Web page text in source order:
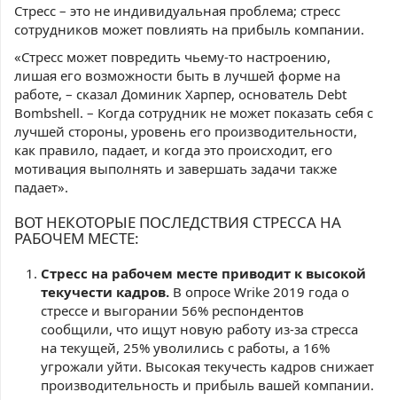
Стресс – это не индивидуальная проблема; стресс
сотрудников может повлиять на прибыль компании.
«Стресс может повредить чьему-то настроению,
лишая его возможности быть в лучшей форме на
работе, – сказал Доминик Харпер, основатель Debt
Bombshell. – Когда сотрудник не может показать себя с
лучшей стороны, уровень его производительности,
как правило, падает, и когда это происходит, его
мотивация выполнять и завершать задачи также
падает».
ВОТ НЕКОТОРЫЕ ПОСЛЕДСТВИЯ СТРЕССА НА
РАБОЧЕМ МЕСТЕ:
Стресс на рабочем месте приводит к высокой
текучести кадров. В опросе Wrike 2019 года о
стрессе и выгорании 56% респондентов
сообщили, что ищут новую работу из-за стресса
на текущей, 25% уволились с работы, а 16%
угрожали уйти. Высокая текучесть кадров снижает
производительность и прибыль вашей компании.